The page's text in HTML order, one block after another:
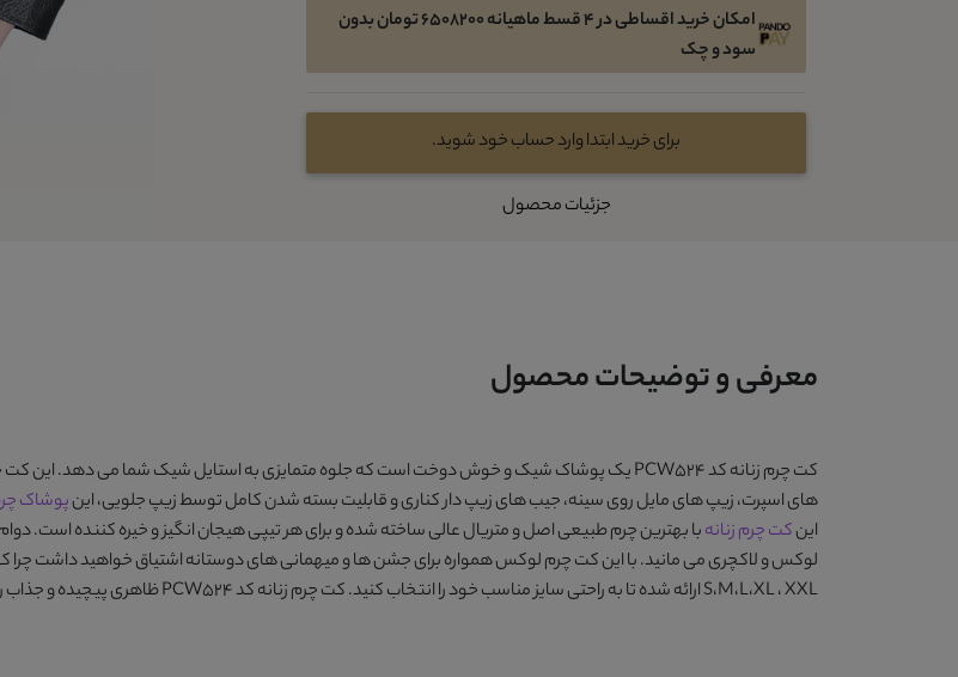
امکان خرید اقساطی در 4 قسط ماهیانه 6508200 تومان بدون
سود و چک
برای خرید ابتدا وارد حساب خود شوید.
جزئیات محصول
معرفی و توضیحات محصول
کت چرم زنانه کد PCW524
یک پوشاک شیک و خوش دوخت است که جلوه متمایزی به استایل شیک شما می دهد. این کت
های اسپرت، زیپ های مایل روی سینه، جیب های زیپ دار کناری و قابلیت بسته شدن کامل توسط زیپ جلویی، اینپوشاک
اینکت چرم زنانهبا بهترین چرم طبیعی اصل و متریال عالی ساخته شده و برای هر تیپی هیجان انگیز و خیره کننده است.
لوکس و لاکچری می مانید. با این کت چرم لوکس همواره برای جشن ها و میهمانی های دوستانه اشتیاق خواهید داشت چرا
S،M،L،XL ، XXL ارائه شده تا به راحتی سایز مناسب خود را انتخاب کنید.
کت چرم زنانه کد PCW524 ظاهری پیچیده و جذاب